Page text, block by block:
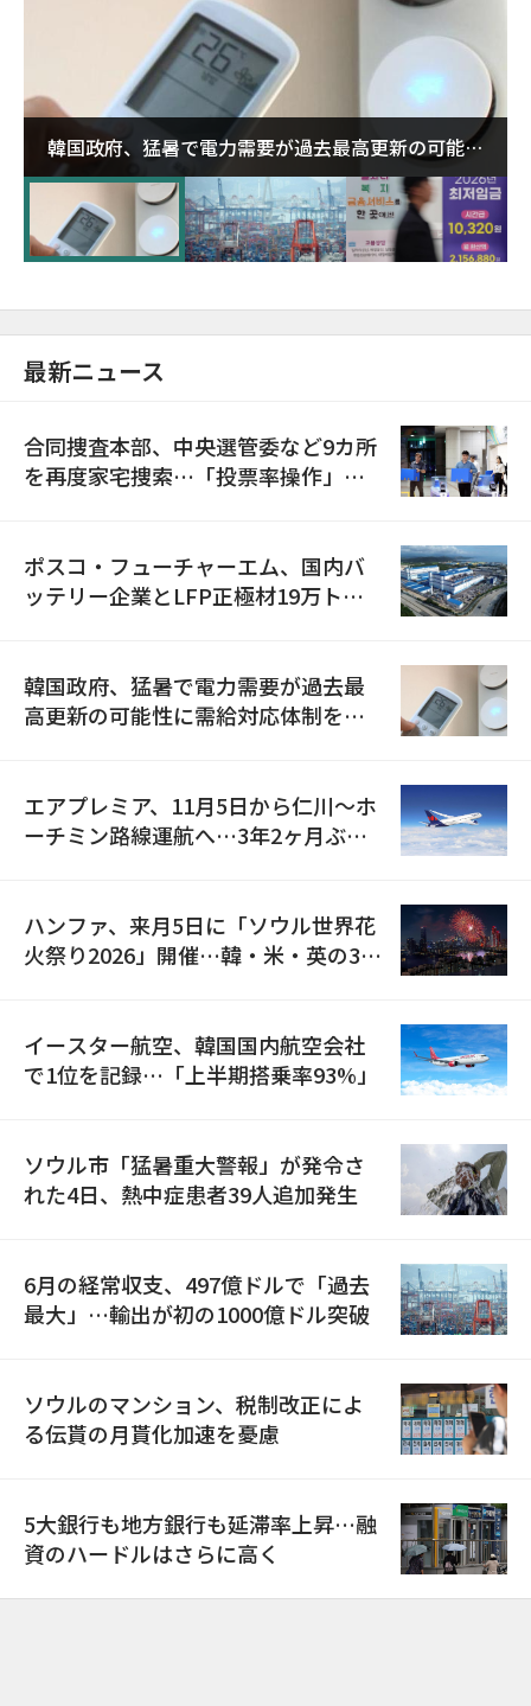
韓国政府、猛暑で電力需要が過去最高更新の可能性
に需給対応体制を点検
最新ニュース
合同捜査本部、中央選管委など9カ所
を再度家宅捜索…「投票率操作」の
ポスコ・フューチャーエム、国内バ
ッテリー企業とLFP正極材19万トン
韓国政府、猛暑で電力需要が過去最
高更新の可能性に需給対応体制を点
エアプレミア、11月5日から仁川〜ホ
ーチミン路線運航へ…3年2ヶ月ぶり
ハンファ、来月5日に「ソウル世界花
火祭り2026」開催…韓・米・英の3カ
イースター航空、韓国国内航空会社
で1位を記録…「上半期搭乗率93%」
ソウル市「猛暑重大警報」が発令さ
れた4日、熱中症患者39人追加発生
6月の経常収支、497億ドルで「過去
最大」…輸出が初の1000億ドル突破
ソウルのマンション、税制改正によ
る伝貰の月貰化加速を憂慮
5大銀行も地方銀行も延滞率上昇…融
資のハードルはさらに高く